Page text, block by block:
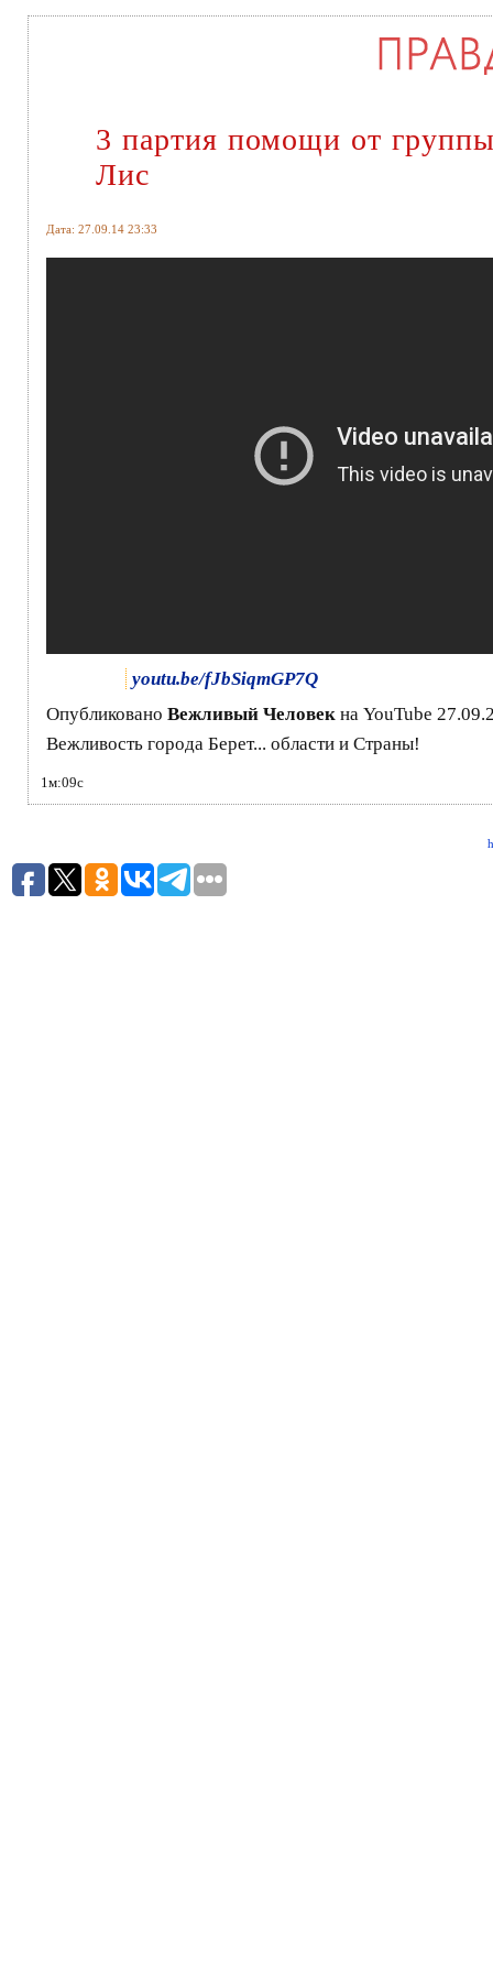
3 партия помощи от
Лис
Дата: 27.09.14 23:33
youtu.be/fJbSiqmGP7Q
Опубликовано Вежливый Человек на YouTube
Вежливость города Берет... области и Страны!
1м:09с